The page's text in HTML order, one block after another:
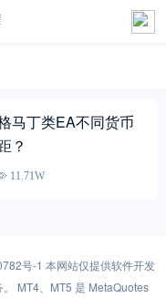
马丁类EA不同货币
？
11.71W
号-1 本网站仅提供软件开发
MT4、MT5 是 MetaQuotes